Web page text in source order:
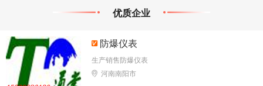
优质企业
防爆仪表
生产销售防爆仪表
河南南阳市